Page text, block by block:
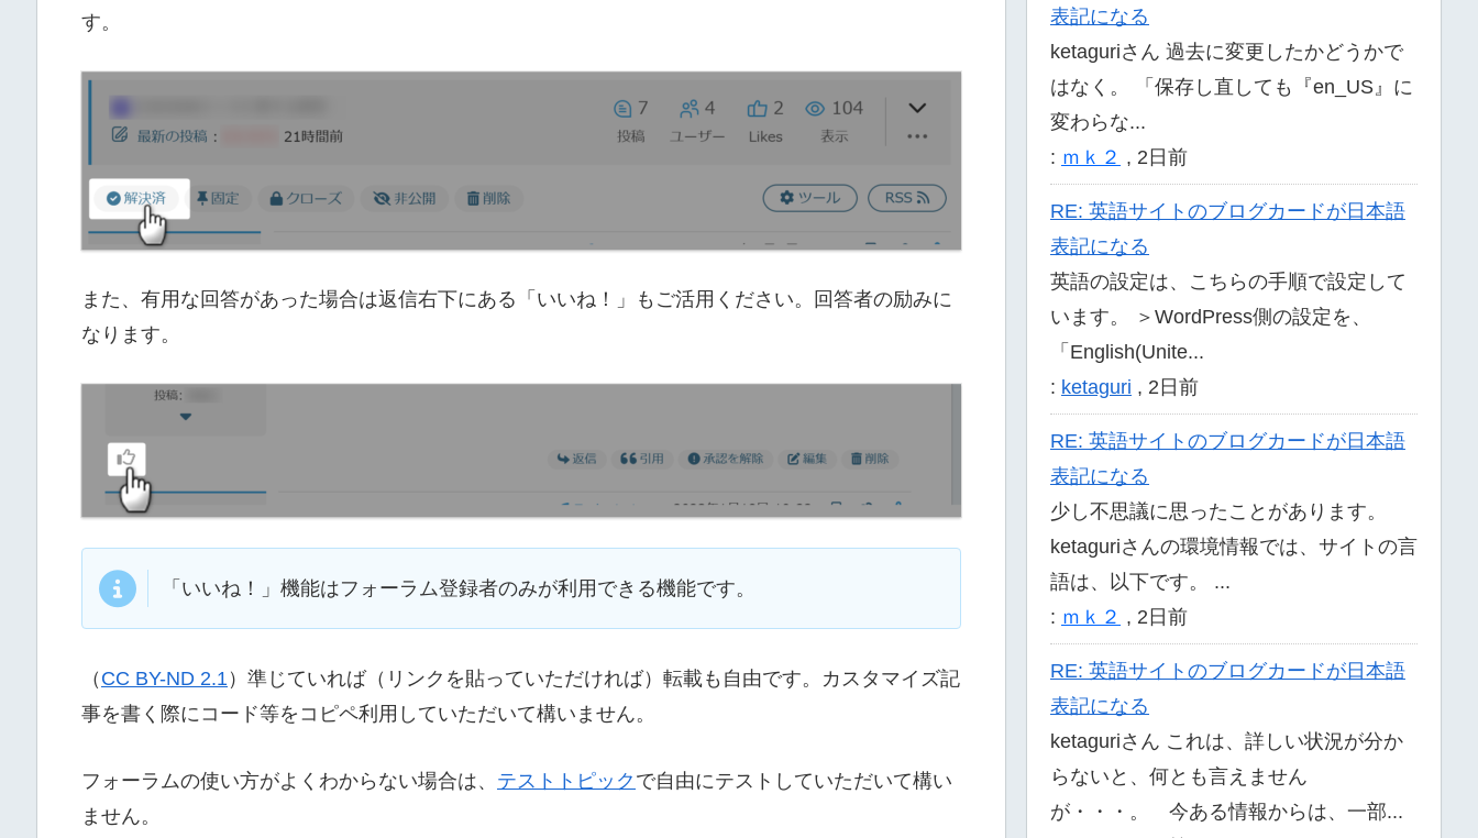
す。
また、有用な回答があった場合は返信右下にある「いいね！」もご活用ください。回答者の励みに
なります。
「いいね！」機能はフォーラム登録者のみが利用できる機能です。
（ CC BY-ND 2.1）準じていれば（リンクを貼っていただければ）転載も自由です。カスタマイズ記
事を書く際にコード等をコピペ利用していただいて構いません。
フォーラムの使い方がよくわからない場合は、 テストトピック で自由にテストしていただいて構い
ません。
表記になる
ketaguriさん 過去に変更したかどうかで
はなく。 「保存し直しても『en_US』に
変わらな...
: ｍｋ２ , 2日前
RE: 英語サイトのブログカードが日本語
表記になる
英語の設定は、こちらの手順で設定して
います。 ＞WordPress側の設定を、
「English(Unite...
: ketaguri , 2日前
RE: 英語サイトのブログカードが日本語
表記になる
少し不思議に思ったことがあります。
ketaguriさんの環境情報では、サイトの言
語は、以下です。 ...
: ｍｋ２ , 2日前
RE: 英語サイトのブログカードが日本語
表記になる
ketaguriさん これは、詳しい状況が分か
らないと、何とも言えません
が・・・。 今ある情報からは、一部...